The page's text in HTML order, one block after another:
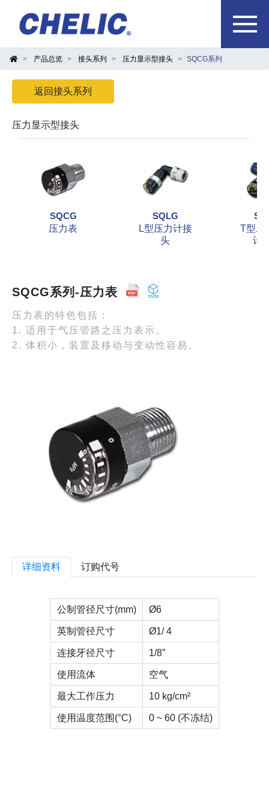
产品总览 接头系列 压力显示型接头 SQCG系列
返回接头系列
压力显示型接头
SQCG
压力表
SQLG
L型压力计接
头
T型二
计
SQCG系列-压力表
压力表的特色包括：
1. 适用于气压管路之压力表示。
2. 体积小，装置及移动与变动性容易。
详细资料 订购代号
公制管径尺寸(mm) Ø6
英制管径尺寸 Ø1/ 4
连接牙径尺寸 1/8”
使用流体 空气
最大工作压力 10 kg/cm²
使用温度范围(°C) 0 ~ 60 (不冻结)